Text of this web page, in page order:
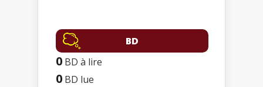
BD
0 BD à lire
0 BD lue